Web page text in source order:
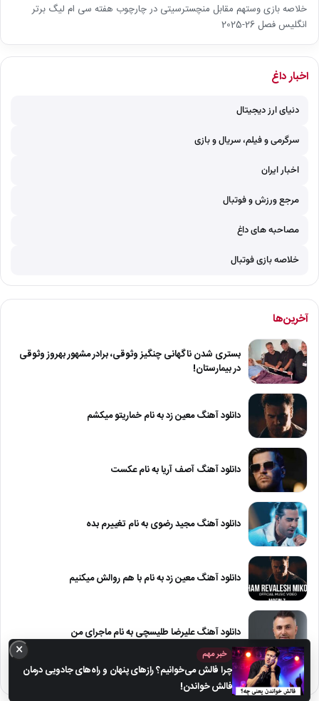
خلاصه بازی وستهم مقابل منچسترسیتی در چارچوب هفته سی ام لیگ برتر
انگلیس فصل 26-2025
اخبار داغ
دنیای ارز دیجیتال
سرگرمی و فیلم، سریال و بازی
اخبار ایران
مرجع ورزش و فوتبال
مصاحبه های داغ
خلاصه بازی فوتبال
آخرین‌ها
بستری شدن ناگهانی چنگیز وثوقی، برادر مشهور بهروز وثوقی
در بیمارستان!
دانلود آهنگ معین زد به نام خماریتو میکشم
دانلود آهنگ آصف آریا به نام عکست
دانلود آهنگ مجید رضوی به نام تغییرم بده
دانلود آهنگ معین زد به نام با هم روالش میکنیم
دانلود آهنگ علیرضا طلیسچی به نام ماجرای من
× خبر مهم
چرا فالش می‌خوانیم؟ رازهای پنهان و راه‌های جادویی درمان
فالش خواندن!